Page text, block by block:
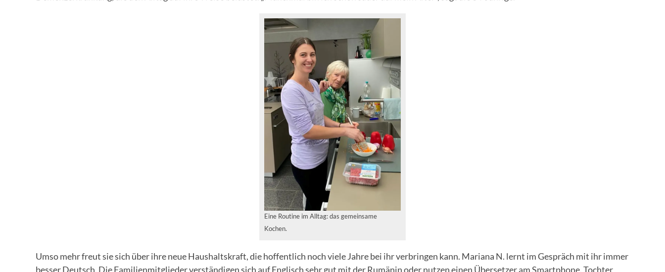
Eine Routine im Alltag: das gemeinsame
Kochen.
Umso mehr freut sie sich über ihre neue Haushaltskraft, die hoffentlich noch viele Jahre bei ihr verbringen kann. Mariana N. lernt im Gespräch mit ihr immer
besser Deutsch. Die Familienmitglieder verständigen sich auf Englisch sehr gut mit der Rumänin oder nutzen einen Übersetzer am Smartphone. Tochter